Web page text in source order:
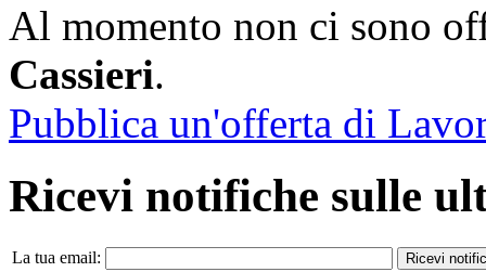
Al momento non ci sono
Cassieri.
Pubblica un'offerta di
Ricevi notifiche sulle
La tua email: